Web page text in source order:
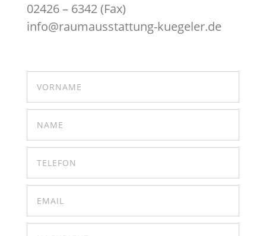
02426 – 6342 (Fax)
info@raumausstattung-kuegeler.de